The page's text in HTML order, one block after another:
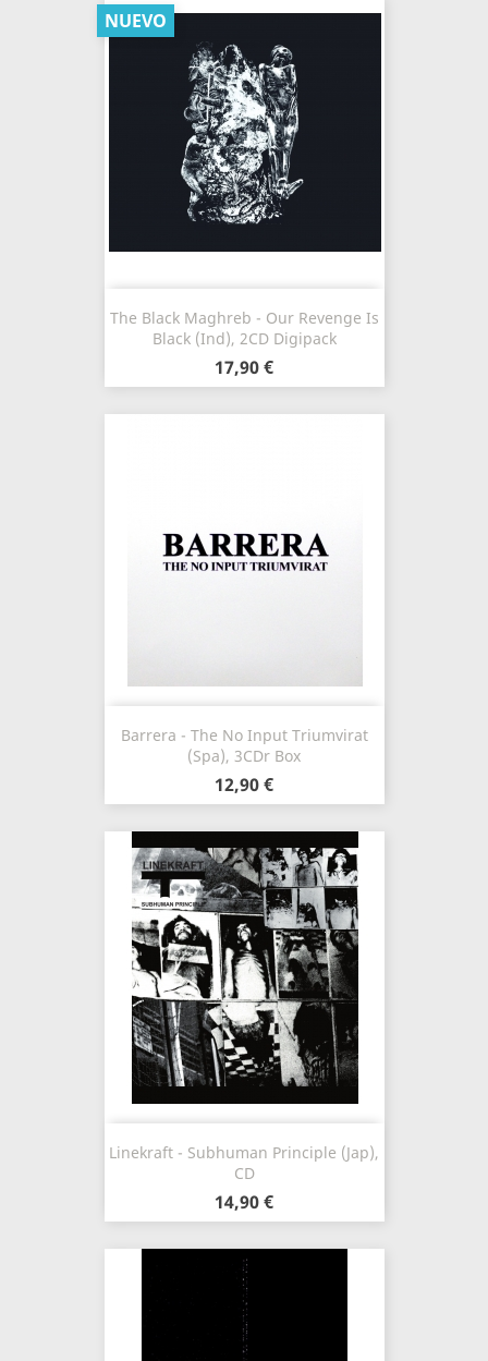
The Black Maghreb - Our Revenge Is
Black (Ind), 2CD Digipack
17,90 €
NUEVO
Barrera - The No Input Triumvirat
(Spa), 3CDr Box
12,90 €
Linekraft - Subhuman Principle (Jap),
CD
14,90 €